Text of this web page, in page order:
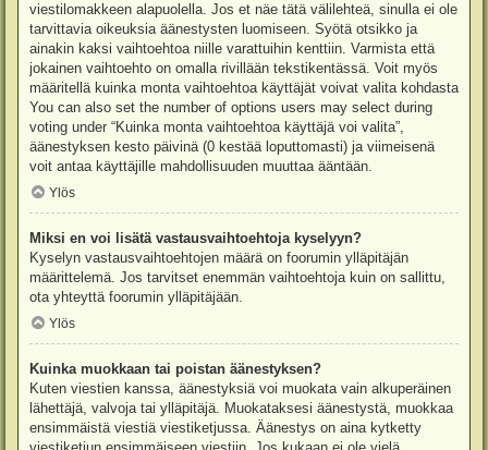
viestilomakkeen alapuolella. Jos et näe tätä välilehteä, sinulla ei ole
tarvittavia oikeuksia äänestysten luomiseen. Syötä otsikko ja
ainakin kaksi vaihtoehtoa niille varattuihin kenttiin. Varmista että
jokainen vaihtoehto on omalla rivillään tekstikentässä. Voit myös
määritellä kuinka monta vaihtoehtoa käyttäjät voivat valita kohdasta
You can also set the number of options users may select during
voting under “Kuinka monta vaihtoehtoa käyttäjä voi valita”,
äänestyksen kesto päivinä (0 kestää loputtomasti) ja viimeisenä
voit antaa käyttäjille mahdollisuuden muuttaa ääntään.
Ylös
Miksi en voi lisätä vastausvaihtoehtoja kyselyyn?
Kyselyn vastausvaihtoehtojen määrä on foorumin ylläpitäjän
määrittelemä. Jos tarvitset enemmän vaihtoehtoja kuin on sallittu,
ota yhteyttä foorumin ylläpitäjään.
Ylös
Kuinka muokkaan tai poistan äänestyksen?
Kuten viestien kanssa, äänestyksiä voi muokata vain alkuperäinen
lähettäjä, valvoja tai ylläpitäjä. Muokataksesi äänestystä, muokkaa
ensimmäistä viestiä viestiketjussa. Äänestys on aina kytketty